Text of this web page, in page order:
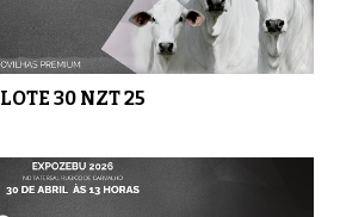
LOTE 30 NZT 25